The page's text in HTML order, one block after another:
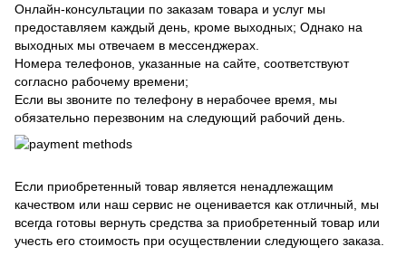
Онлайн-консультации по заказам товара и услуг мы
предоставляем каждый день, кроме выходных; Однако на
выходных мы отвечаем в мессенджерах.
Номера телефонов, указанные на сайте, соответствуют
согласно рабочему времени;
Если вы звоните по телефону в нерабочее время, мы
обязательно перезвоним на следующий рабочий день.
Если приобретенный товар является ненадлежащим
качеством или наш сервис не оценивается как отличный, мы
всегда готовы вернуть средства за приобретенный товар или
учесть его стоимость при осуществлении следующего заказа.